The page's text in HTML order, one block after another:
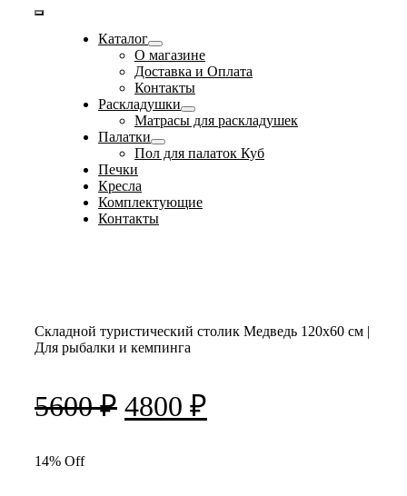
Toggle
Navigation
Каталог
О магазине
Доставка и Оплата
Контакты
Раскладушки
Матрасы для раскладушек
Палатки
Пол для палаток Куб
Печки
Кресла
Комплектующие
Контакты
Складной туристический столик Медведь 120х60 см |
Для рыбалки и кемпинга
5600₽ Первоначальная
4800 ₽Текущая
14% Off